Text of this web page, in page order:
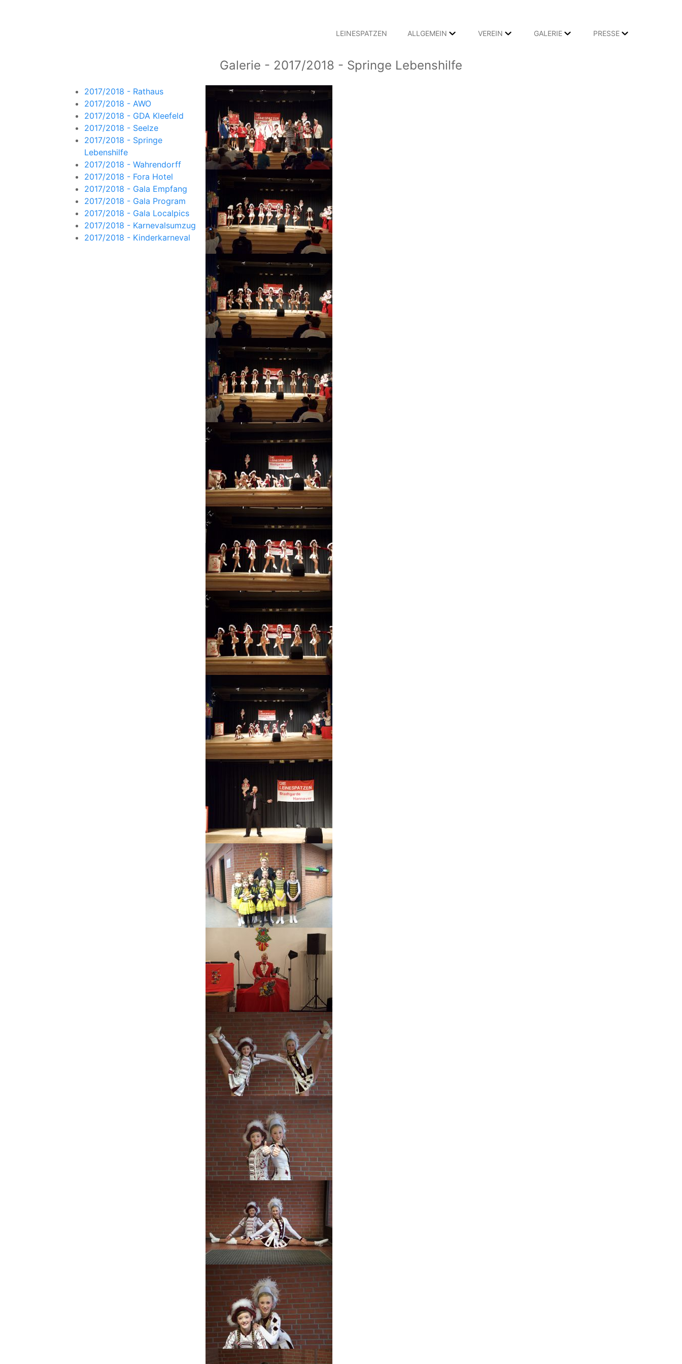
LEINESPATZEN ALLGEMEIN VEREIN GALERIE PRESSE
Galerie - 2017/2018 - Springe Lebenshilfe
2017/2018 - Rathaus
2017/2018 - AWO
2017/2018 - GDA Kleefeld
2017/2018 - Seelze
2017/2018 - Springe
Lebenshilfe
2017/2018 - Wahrendorff
2017/2018 - Fora Hotel
2017/2018 - Gala Empfang
2017/2018 - Gala Program
2017/2018 - Gala Localpics
2017/2018 - Karnevalsumzug
2017/2018 - Kinderkarneval